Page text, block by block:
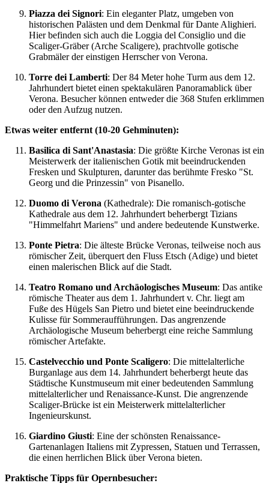
Piazza dei Signori: Ein eleganter Platz, umgeben von
historischen Palästen und dem Denkmal für Dante Alighieri.
Hier befinden sich auch die Loggia del Consiglio und die
Scaliger-Gräber (Arche Scaligere), prachtvolle gotische
Grabmäler der einstigen Herrscher von Verona.
Torre dei Lamberti: Der 84 Meter hohe Turm aus dem 12.
Jahrhundert bietet einen spektakulären Panoramablick über
Verona. Besucher können entweder die 368 Stufen erklimmen
oder den Aufzug nutzen.
Etwas weiter entfernt (10-20 Gehminuten):
Basilica di Sant'Anastasia: Die größte Kirche Veronas ist ein
Meisterwerk der italienischen Gotik mit beeindruckenden
Fresken und Skulpturen, darunter das berühmte Fresko "St.
Georg und die Prinzessin" von Pisanello.
Duomo di Verona (Kathedrale): Die romanisch-gotische
Kathedrale aus dem 12. Jahrhundert beherbergt Tizians
"Himmelfahrt Mariens" und andere bedeutende Kunstwerke.
Ponte Pietra: Die älteste Brücke Veronas, teilweise noch aus
römischer Zeit, überquert den Fluss Etsch (Adige) und bietet
einen malerischen Blick auf die Stadt.
Teatro Romano und Archäologisches Museum: Das antike
römische Theater aus dem 1. Jahrhundert v. Chr. liegt am
Fuße des Hügels San Pietro und bietet eine beeindruckende
Kulisse für Sommeraufführungen. Das angrenzende
Archäologische Museum beherbergt eine reiche Sammlung
römischer Artefakte.
Castelvecchio und Ponte Scaligero: Die mittelalterliche
Burganlage aus dem 14. Jahrhundert beherbergt heute das
Städtische Kunstmuseum mit einer bedeutenden Sammlung
mittelalterlicher und Renaissance-Kunst. Die angrenzende
Scaliger-Brücke ist ein Meisterwerk mittelalterlicher
Ingenieurskunst.
Giardino Giusti: Eine der schönsten Renaissance-
Gartenanlagen Italiens mit Zypressen, Statuen und Terrassen,
die einen herrlichen Blick über Verona bieten.
Praktische Tipps für Opernbesucher: